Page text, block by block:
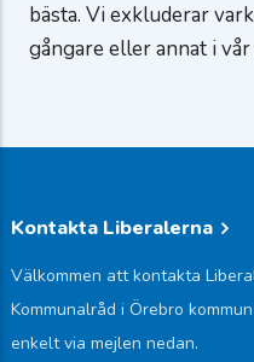
bästa. Vi exkluderar
gångare eller annat i
Kontakta Liberalerna
Välkommen att kontakta
Kommunalråd i Örebro
enkelt via mejlen nedan.